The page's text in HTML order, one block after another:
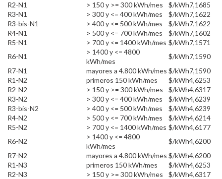
R2-N1
> 150 y >= 300 kWh/mes $/kWh7,1685
R3-N1
> 300 y <= 400 kWh/mes $/kWh7,1622
R3-bis-N1
> 400 y <= 500 kWh/mes $/kWh7,1622
R4-N1
> 500 y <= 700 kWh/mes $/kWh7,1602
R5-N1
> 700 y <= 1400 kWh/mes $/kWh7,1571
R6-N1
> 1400 y <= 4800
kWh/mes
$/kWh7,1590
R7-N1
mayores a 4.800 kWh/mes $/kWh7,1590
R1-N2
primeros 150 kWh/mes $/kWh4,6253
R2-N2
> 150 y >= 300 kWh/mes $/kWh4,6317
R3-N2
> 300 y <= 400 kWh/mes $/kWh4,6239
R3-bis-N2
> 400 y <= 500 kWh/mes $/kWh4,6239
R4-N2
> 500 y <= 700 kWh/mes $/kWh4,6214
R5-N2
> 700 y <= 1400 kWh/mes $/kWh4,6177
R6-N2
> 1400 y <= 4800
kWh/mes
$/kWh4,6200
R7-N2
mayores a 4.800 kWh/mes $/kWh4,6200
R1-N3
primeros 150 kWh/mes $/kWh4,6253
R2-N3
> 150 y >= 300 kWh/mes $/kWh4,6317